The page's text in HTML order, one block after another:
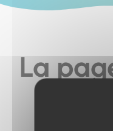
La
vous